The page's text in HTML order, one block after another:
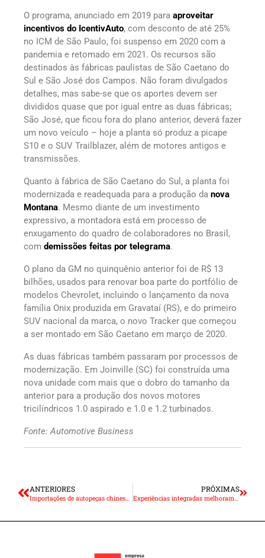
O programa, anunciado em 2019 para aproveitar
incentivos do IcentivAuto, com desconto de até 25%
no ICM de São Paulo, foi suspenso em 2020 com a
pandemia e retomado em 2021. Os recursos são
destinados às fábricas paulistas de São Caetano do
Sul e São José dos Campos. Não foram divulgados
detalhes, mas sabe-se que os aportes devem ser
divididos quase que por igual entre as duas fábricas;
São José, que ficou fora do plano anterior, deverá fazer
um novo veículo – hoje a planta só produz a picape
S10 e o SUV Trailblazer, além de motores antigos e
transmissões.
Quanto à fábrica de São Caetano do Sul, a planta foi
modernizada e readequada para a produção da nova
Montana. Mesmo diante de um investimento
expressivo, a montadora está em processo de
enxugamento do quadro de colaboradores no Brasil,
com demissões feitas por telegrama.
O plano da GM no quinquênio anterior foi de R$ 13
bilhões, usados para renovar boa parte do portfólio de
modelos Chevrolet, incluindo o lançamento da nova
família Onix produzida em Gravataí (RS), e do primeiro
SUV nacional da marca, o novo Tracker que começou
a ser montado em São Caetano em março de 2020.
As duas fábricas também passaram por processos de
modernização. Em Joinville (SC) foi construída uma
nova unidade com mais que o dobro do tamanho da
anterior para a produção dos novos motores
tricilíndricos 1.0 aspirado e 1.0 e 1.2 turbinados.
Fonte: Automotive Business
ANTERIORES
Importações de autopeças chinesas seguem em queda
PRÓXIMAS